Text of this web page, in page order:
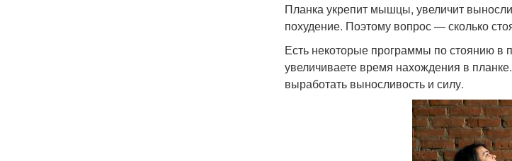
Планка укрепит мышцы, увеличит
похудение. Поэтому вопрос — сколько
Есть некоторые программы по стоянию в
увеличиваете время нахождения в
выработать выносливость и силу.